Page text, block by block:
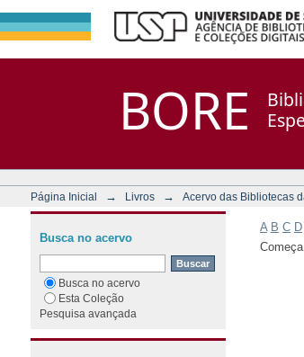
BORE
Página Inicial → Livros → Acervo das Bibliotecas
A B C D
Busca no acervo
Busca no acervo
Esta Coleção
Pesquisa avançada